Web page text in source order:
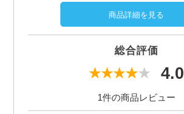
商品詳細を見る
総合評価
4.0
1件の商品レビュー